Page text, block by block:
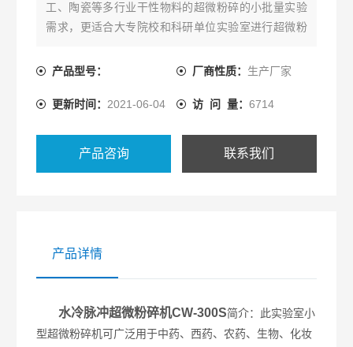
工、陶瓷等多行业干性物料的超微粉碎的小批量实验
需求，更适合大专院校和科研单位实验室进行超微粉
产品型号：
厂商性质： 生产厂家
更新时间： 2021-06-04 访 问 量： 6714
产品咨询 联系我们
产品详情
水冷脉冲超微粉碎机CW-300S简介：此实验室小
型超微粉碎机可广泛用于中药、西药、农药、生物、化妆